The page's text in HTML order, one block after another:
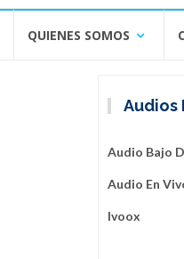
QUIENES SOMOS
Audios
Audio Bajo
Audio En
Ivoox